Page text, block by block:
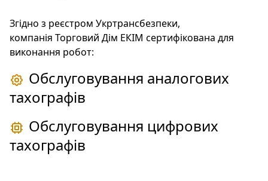
Згідно з реєстром Укртрансбезпеки,
компанія Торговий Дім ЕКІМ сертифікована для
виконання робот:
Обслуговування аналогових
тахографів
Обслуговування цифрових
тахографів